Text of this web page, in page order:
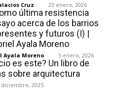
Cruz - 23 enero, 2026
última resistencia
acerca de los barrios
y futuros (I) |
Ayala Moreno
Ayala Moreno - 5 enero, 2026
es este? Un libro de
sobre arquitectura
diciembre, 2025